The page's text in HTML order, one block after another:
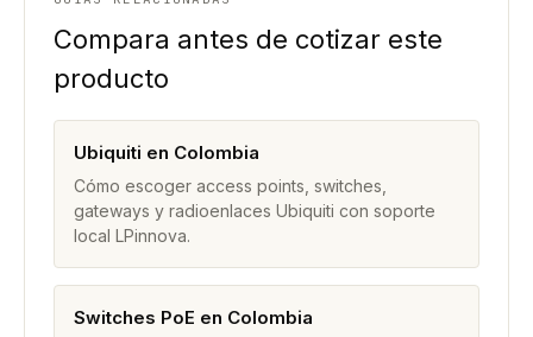
Compara antes de cotizar este
producto
Ubiquiti en Colombia
Cómo escoger access points, switches,
gateways y radioenlaces Ubiquiti con soporte
local LPinnova.
Switches PoE en Colombia